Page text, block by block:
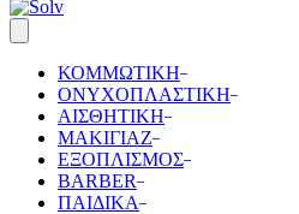
ΚΟΜΜΩΤΙΚΗ
ΟΝΥΧΟΠΛΑΣΤΙΚΗ
ΑΙΣΘΗΤΙΚΗ
ΜΑΚΙΓΙΑΖ
ΕΞΟΠΛΙΣΜΟΣ
BARBER
ΠΑΙΔΙΚΑ